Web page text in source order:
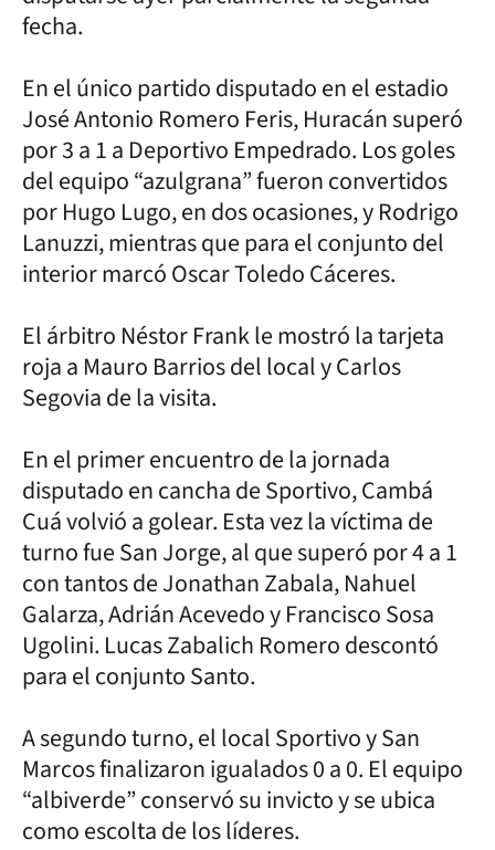
fecha.
En el único partido disputado en el estadio
José Antonio Romero Feris, Huracán superó
por 3 a 1 a Deportivo Empedrado. Los goles
del equipo “azulgrana” fueron convertidos
por Hugo Lugo, en dos ocasiones, y Rodrigo
Lanuzzi, mientras que para el conjunto del
interior marcó Oscar Toledo Cáceres.
El árbitro Néstor Frank le mostró la tarjeta
roja a Mauro Barrios del local y Carlos
Segovia de la visita.
En el primer encuentro de la jornada
disputado en cancha de Sportivo, Cambá
Cuá volvió a golear. Esta vez la víctima de
turno fue San Jorge, al que superó por 4 a 1
con tantos de Jonathan Zabala, Nahuel
Galarza, Adrián Acevedo y Francisco Sosa
Ugolini. Lucas Zabalich Romero descontó
para el conjunto Santo.
A segundo turno, el local Sportivo y San
Marcos finalizaron igualados 0 a 0. El equipo
“albiverde” conservó su invicto y se ubica
como escolta de los líderes.